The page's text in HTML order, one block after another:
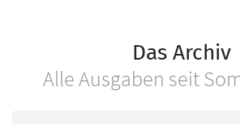
Das Archiv
Alle Ausgaben seit